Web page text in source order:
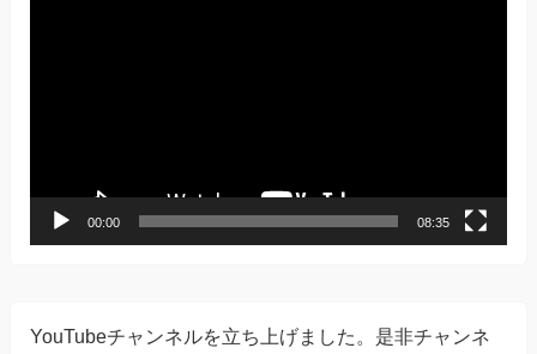
00:00 08:35
YouTubeチャンネルを立ち上げました。是非チャンネ